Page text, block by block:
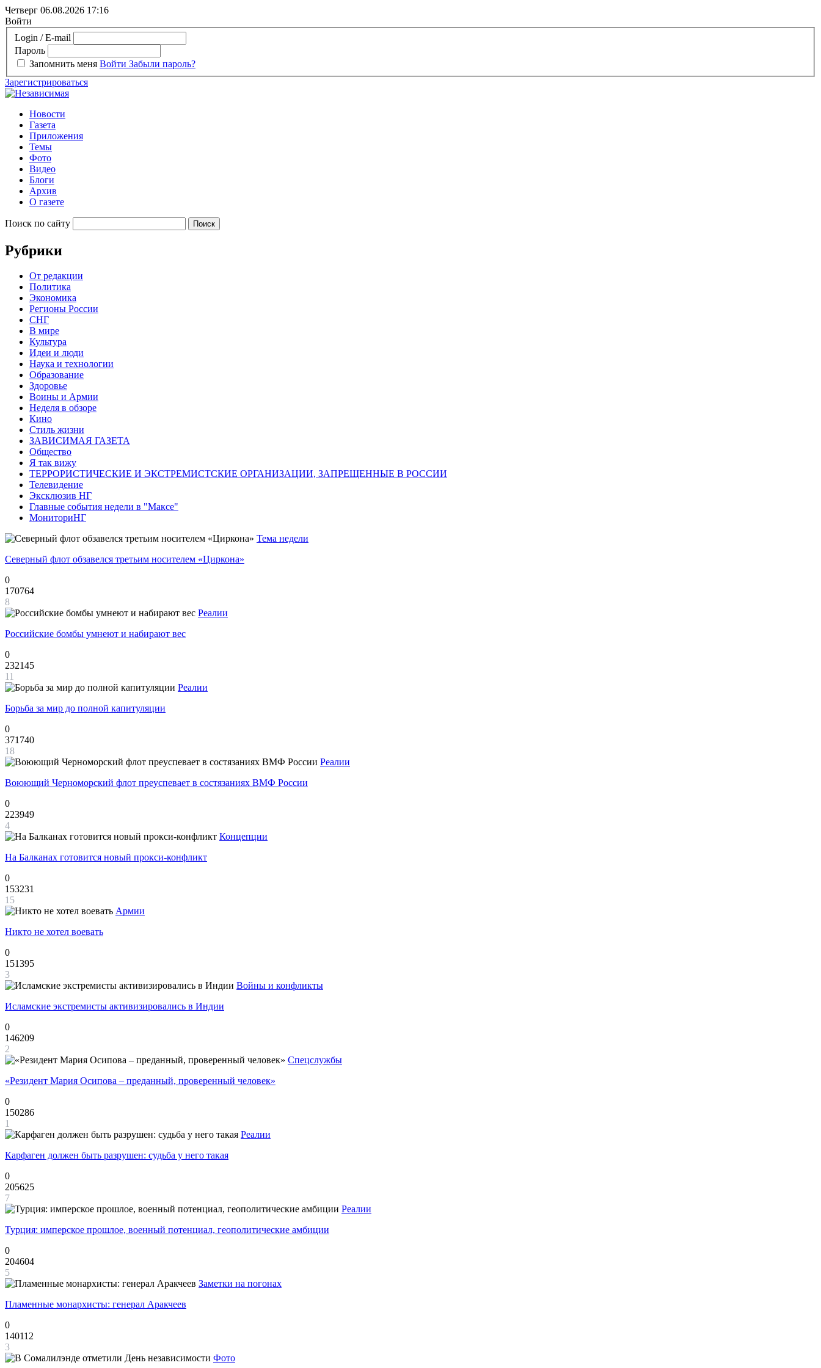
Четверг 06.08.2026 17:16
Войти
Login / E-mail
Пароль
Запомнить меня Войти Забыли пароль?
Зарегистрироваться
Новости
Газета
Приложения
Темы
Фото
Видео
Блоги
Архив
О газете
Поиск по сайту
Рубрики
От редакции
Политика
Экономика
Регионы России
СНГ
В мире
Культура
Идеи и люди
Наука и технологии
Образование
Здоровье
Воины и Армии
Неделя в обзоре
Кино
Стиль жизни
ЗАВИСИМАЯ ГАЗЕТА
Общество
Я так вижу
ТЕРРОРИСТИЧЕСКИЕ И ЭКСТРЕМИСТСКИЕ ОРГАНИЗАЦИИ, ЗАПРЕЩЕННЫЕ В РОССИИ
Телевидение
Эксклюзив НГ
Главные события недели в "Максе"
МониториНГ
Тема недели
Северный флот обзавелся третьим носителем «Циркона»
0
170764
8
Реалии
Российские бомбы умнеют и набирают вес
0
232145
11
Реалии
Борьба за мир до полной капитуляции
0
371740
18
Реалии
Воюющий Черноморский флот преуспевает в состязаниях ВМФ России
0
223949
4
Концепции
На Балканах готовится новый прокси-конфликт
0
153231
15
Армии
Никто не хотел воевать
0
151395
3
Войны и конфликты
Исламские экстремисты активизировались в Индии
0
146209
2
Спецслужбы
«Резидент Мария Осипова – преданный, проверенный человек»
0
150286
1
Реалии
Карфаген должен быть разрушен: судьба у него такая
0
205625
7
Реалии
Турция: имперское прошлое, военный потенциал, геополитические амбиции
0
204604
5
Заметки на погонах
Пламенные монархисты: генерал Аракчеев
0
140112
3
Фото